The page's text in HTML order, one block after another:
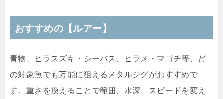
おすすめの【ルアー】
青物、ヒラスズキ・シーバス、ヒラメ・マゴチ等、ど
の対象魚でも万能に狙えるメタルジグがおすすめで
す。重さを換えることで範囲、水深、スピードを変え